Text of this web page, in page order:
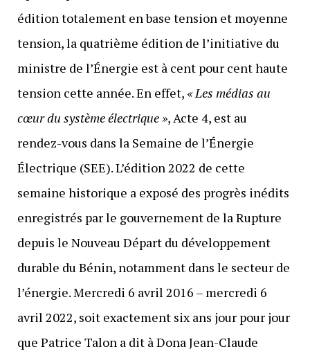
édition totalement en base tension et moyenne
tension, la quatrième édition de l’initiative du
ministre de l’Énergie est à cent pour cent haute
tension cette année. En effet, « Les médias au
cœur du système électrique », Acte 4, est au
rendez-vous dans la Semaine de l’Énergie
Électrique (SEE). L’édition 2022 de cette
semaine historique a exposé des progrès inédits
enregistrés par le gouvernement de la Rupture
depuis le Nouveau Départ du développement
durable du Bénin, notamment dans le secteur de
l’énergie. Mercredi 6 avril 2016 – mercredi 6
avril 2022, soit exactement six ans jour pour jour
que Patrice Talon a dit à Dona Jean-Claude